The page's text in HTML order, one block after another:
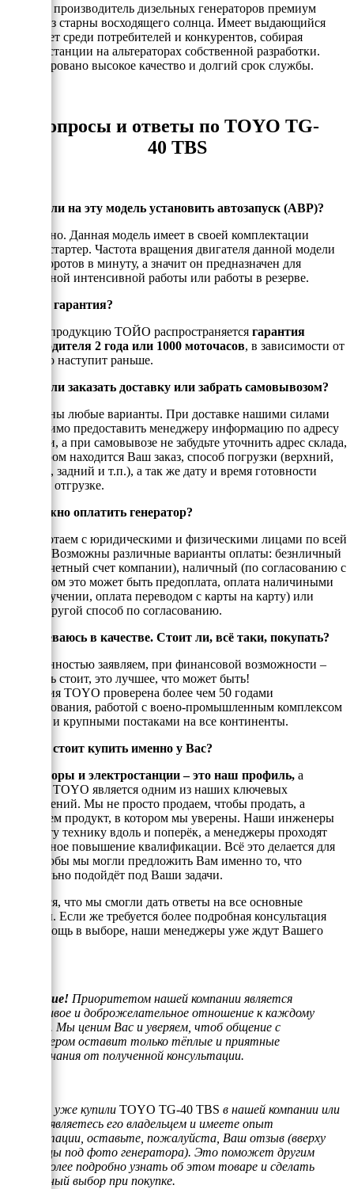
- производитель дизельных генераторов премиум
класса из старны восходящего солнца. Имеет выдающийся
авторитет среди потребителей и конкурентов, собирая
электростанции на альтераторах собственной разработки.
Гарантировано высокое качество и долгий срок службы.
Вопросы и ответы по TOYO TG-
40 TBS
Можно ли на эту модель установить автозапуск (АВР)?
Да, можно. Данная модель имеет в своей комплектации
электростартер. Частота вращения двигателя данной модели
1500 оборотов в минуту, а значит он предназначен для
постоянной интенсивной работы или работы в резерве.
Есть ли гарантия?
На всю продукцию ТОЙО распространяется гарантия
производителя 2 года или 1000 моточасов, в зависимости от
того, что наступит раньше.
Можно ли заказать доставку или забрать самовывозом?
Возможны любые варианты. При доставке нашими силами
необходимо предоставить менеджеру информацию по адресу
доставки, а при самовывозе не забудьте уточнить адрес склада,
на котором находится Ваш заказ, способ погрузки (верхний,
боковой, задний и т.п.), а так же дату и время готовности
товара к отгрузке.
Как можно оплатить генератор?
Мы работаем с юридическими и физическими лицами по всей
России. Возможны различные варианты оплаты: безнличный
(на рассчетный счет компании), наличный (по согласованию с
енеджером это может быть предоплата, оплата наличиными
при получении, оплата переводом с карты на карту) или
любой другой способ по согласованию.
Я сомневаюсь в качестве. Стоит ли, всё таки, покупать?
С уверенностью заявляем, при финансовой возможности –
покупать стоит, это лучшее, что может быть!
Компания TOYO проверена более чем 50 годами
существования, работой с воено-промышленным комплексом
Японии и крупными постаками на все континенты.
Почему стоит купить именно у Вас?
Генераторы и электростанции – это наш профиль, а
техника TOYO является одним из наших ключевых
направлений. Мы не просто продаем, чтобы продать, а
реализуем продукт, в котором мы уверены. Наши инженеры
знают эту технику вдоль и поперёк, а менеджеры проходят
постоянное повышение квалификации. Всё это делается для
того, чтобы мы могли предложить Вам именно то, что
оптимально подойдёт под Ваши задачи.
Надеемся, что мы смогли дать ответы на все основные
вопросы. Если же требуется более подробная консультация
или помощь в выборе, наши менеджеры уже ждут Вашего
Внимание! Приоритетом нашей компании является
отзывчивое и доброжелательное отношение к каждому
клиенту. Мы ценим Вас и уверяем, чтоб общение с
менеджером оставит только тёплые и приятные
воспоминания от полученной консультации.
Если Вы уже купили TOYO TG-40 TBS в нашей компании или
просто являетесь его владельцем и имеете опыт
эксплуатации, оставьте, пожалуйста, Ваш отзыв (вверху
страницы под фото генератора). Это поможет другим
людям более подробно узнать об этом товаре и сделать
правильный выбор при покупке.